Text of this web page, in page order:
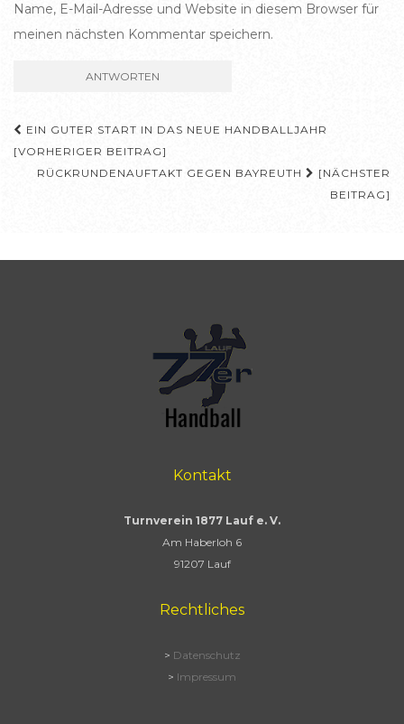
Name, E-Mail-Adresse und Website in diesem Browser für
meinen nächsten Kommentar speichern.
Beitragsnavigation
EIN GUTER START IN DAS NEUE HANDBALLJAHR
[VORHERIGER BEITRAG]
RÜCKRUNDENAUFTAKT GEGEN BAYREUTH
[NÄCHSTER
BEITRAG]
Kontakt
Turnverein 1877 Lauf e. V.
Am Haberloh 6
91207 Lauf
Rechtliches
> Datenschutz
> Impressum